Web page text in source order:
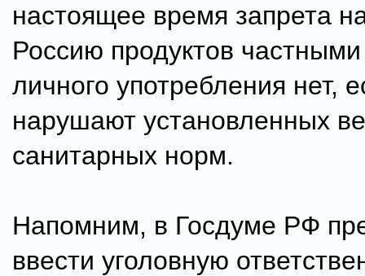
настоящее время запрета
Россию продуктов
личного употребления нет,
нарушают установленных
санитарных норм.
Напомним, в Госдуме РФ
ввести уголовную